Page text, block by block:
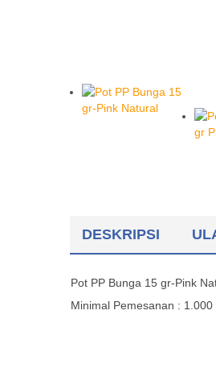
DESKRIPSI
Pot PP Bunga 15 gr-Pink
Minimal Pemesanan : 1.000